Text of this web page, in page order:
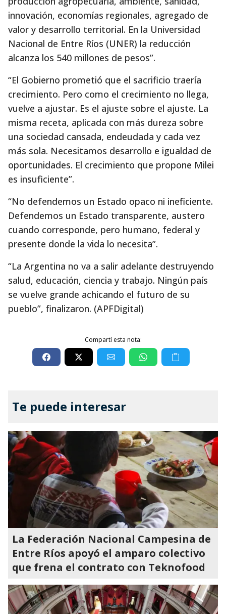
innovación, economías regionales, agregado de
valor y desarrollo territorial. En la Universidad
Nacional de Entre Ríos (UNER) la reducción
alcanza los 540 millones de pesos”.
“El Gobierno prometió que el sacrificio traería
crecimiento. Pero como el crecimiento no llega,
vuelve a ajustar. Es el ajuste sobre el ajuste. La
misma receta, aplicada con más dureza sobre
una sociedad cansada, endeudada y cada vez
más sola. Necesitamos desarrollo e igualdad de
oportunidades. El crecimiento que propone Milei
es insuficiente”.
“No defendemos un Estado opaco ni ineficiente.
Defendemos un Estado transparente, austero
cuando corresponde, pero humano, federal y
presente donde la vida lo necesita”.
“La Argentina no va a salir adelante destruyendo
salud, educación, ciencia y trabajo. Ningún país
se vuelve grande achicando el futuro de su
pueblo”, finalizaron. (APFDigital)
Compartí esta nota:
Te puede interesar
La Federación Nacional Campesina de
Entre Ríos apoyó el amparo colectivo
que frena el contrato con Teknofood